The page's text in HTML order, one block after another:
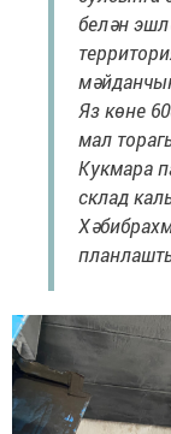
белән
Яз көне
мал
Кукмара
склад